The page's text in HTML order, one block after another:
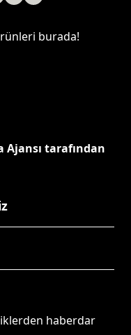
burada!
tarafından
haberdar